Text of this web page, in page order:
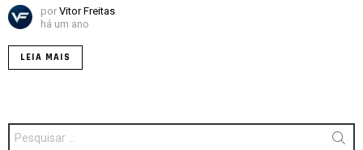
por Vitor Freitas
há um ano
LEIA MAIS
Procurar
por: